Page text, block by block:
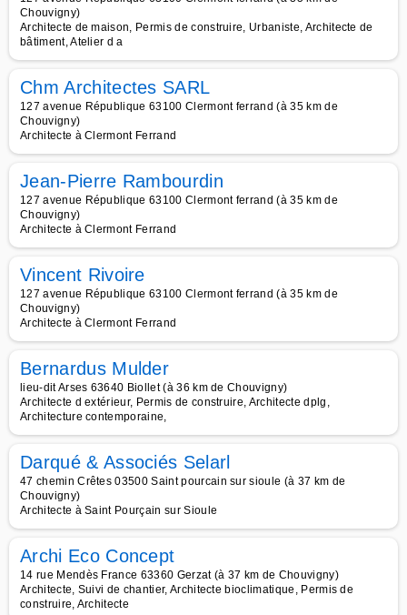
Chouvigny)
Architecte de maison, Permis de construire, Urbaniste, Architecte de
bâtiment, Atelier d a
Chm Architectes SARL
127 avenue République 63100 Clermont ferrand (à 35 km de
Chouvigny)
Architecte à Clermont Ferrand
Jean-Pierre Rambourdin
127 avenue République 63100 Clermont ferrand (à 35 km de
Chouvigny)
Architecte à Clermont Ferrand
Vincent Rivoire
127 avenue République 63100 Clermont ferrand (à 35 km de
Chouvigny)
Architecte à Clermont Ferrand
Bernardus Mulder
lieu-dit Arses 63640 Biollet (à 36 km de Chouvigny)
Architecte d extérieur, Permis de construire, Architecte dplg,
Architecture contemporaine,
Darqué & Associés Selarl
47 chemin Crêtes 03500 Saint pourcain sur sioule (à 37 km de
Chouvigny)
Architecte à Saint Pourçain sur Sioule
Archi Eco Concept
14 rue Mendès France 63360 Gerzat (à 37 km de Chouvigny)
Architecte, Suivi de chantier, Architecte bioclimatique, Permis de
construire, Architecte